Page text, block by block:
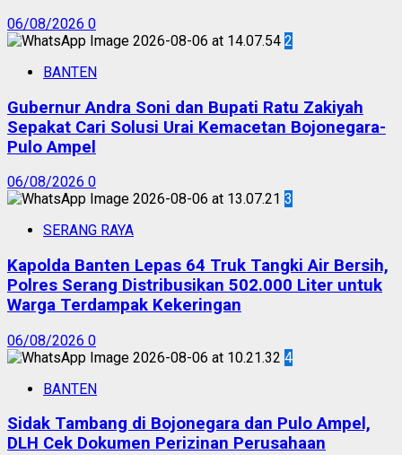
06/08/2026 0
2
BANTEN
Gubernur Andra Soni dan Bupati Ratu Zakiyah
Sepakat Cari Solusi Urai Kemacetan Bojonegara-
Pulo Ampel
06/08/2026 0
3
SERANG RAYA
Kapolda Banten Lepas 64 Truk Tangki Air Bersih,
Polres Serang Distribusikan 502.000 Liter untuk
Warga Terdampak Kekeringan
06/08/2026 0
4
BANTEN
Sidak Tambang di Bojonegara dan Pulo Ampel,
DLH Cek Dokumen Perizinan Perusahaan